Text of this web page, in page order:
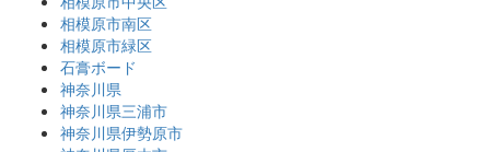
相模原市南区
相模原市緑区
石膏ボード
神奈川県
神奈川県三浦市
神奈川県伊勢原市